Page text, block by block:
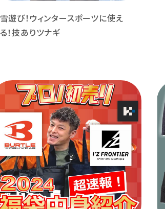
雪遊び！ウィンタースポーツに使え
る！技ありツナギ